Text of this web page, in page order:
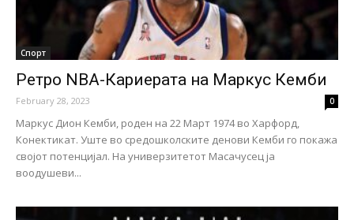
Спорт
Ретро NBA-Кариерата на Маркус Кемби
February 28, 2023 0
Маркус Дион Кемби, роден на 22 Март 1974 во Харфорд,
Конектикат. Уште во средошколските денови Кемби го покажа
својот потенцијал. На универзитетот Масачусец ја
воодушеви...